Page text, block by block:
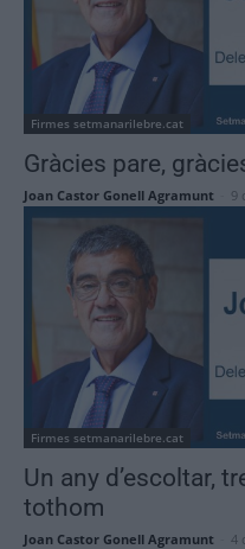
Firmes setmanarilebre.cat
Gràcies pare,
Joan Castor Gonell Agramunt 9
Firmes setmanarilebre.cat
Un any d’escoltar,
tothom
Joan Castor Gonell Agramunt 4